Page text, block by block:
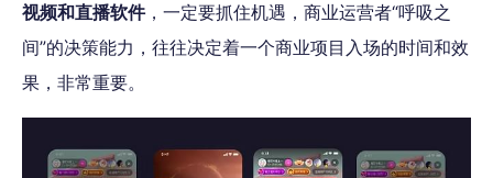
视频和直播软件，一定要抓住机遇，商业运营者“呼吸之
间”的决策能力，往往决定着一个商业项目入场的时间和效
果，非常重要。